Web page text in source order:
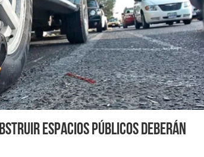
espacios públicos deberán